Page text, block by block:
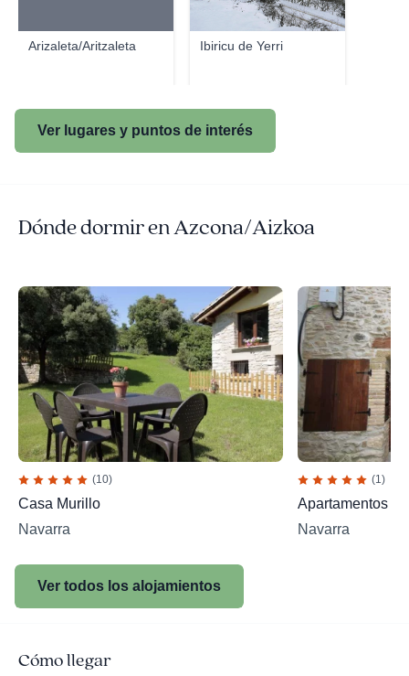
Arizaleta/Aritzaleta Ibiricu de Yerri
Ver lugares y puntos de interés
Dónde dormir en Azcona/Aizkoa
(10)
Casa Murillo
Navarra
(1)
Apartamentos
Navarra
Ver todos los alojamientos
Cómo llegar